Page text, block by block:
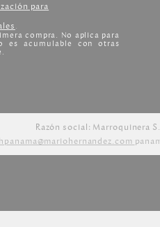
para
.
compra. No aplica para
es acumulable con otras
Razón social: Marroquinera